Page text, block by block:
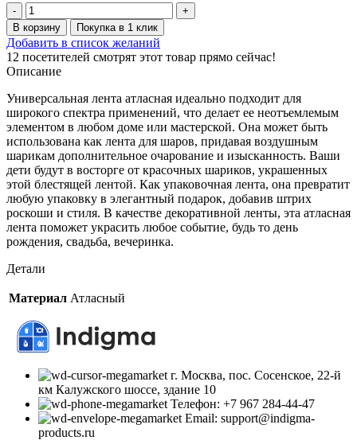
Количество
товара
Лента
атласная,
на
пене,
односторонняя,
25
мм
х
25
ярд,
светло-
персиковый
В корзину Покупка в 1 клик
Добавить в список желаний
12 посетителей смотрят этот товар прямо сейчас!
Описание
Универсальная лента атласная идеально подходит для
широкого спектра применений, что делает ее неотъемлемым
элементом в любом доме или мастерской. Она может быть
использована как лента для шаров, придавая воздушным
шарикам дополнительное очарование и изысканность. Ваши
дети будут в восторге от красочных шариков, украшенных
этой блестящей лентой. Как упаковочная лента, она превратит
любую упаковку в элегантный подарок, добавив штрих
роскоши и стиля. В качестве декоративной ленты, эта атласная
лента поможет украсить любое событие, будь то день
рождения, свадьба, вечеринка.
Детали
Материал Атласный
г. Москва, пос. Сосенское, 22-й
км Калужского шоссе, здание 10
Телефон: +7 967 284-44-47
Email: support@indigma-
products.ru